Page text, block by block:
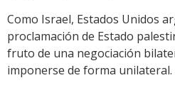
Como Israel, Estados Unidos
proclamación de Estado
fruto de una negociación
imponerse de forma unilateral.